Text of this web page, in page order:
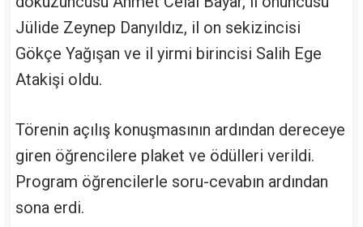
Jülide Zeynep Danyıldız, il on sekizincisi
Gökçe Yağışan ve il yirmi birincisi Salih Ege
Atakişi oldu.
Törenin açılış konuşmasının ardından dereceye
giren öğrencilere plaket ve ödülleri verildi.
Program öğrencilerle soru-cevabın ardından
sona erdi.